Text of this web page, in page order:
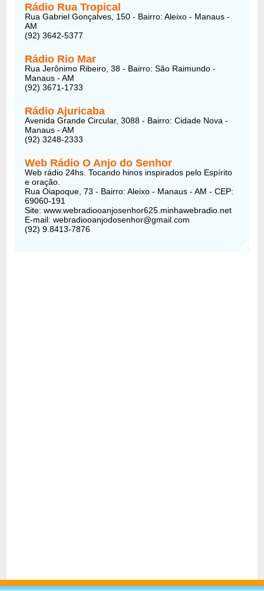
Rádio Rua Tropical
Rua Gabriel Gonçalves, 150 - Bairro: Aleixo - Manaus -
AM
(92) 3642-5377
Rádio Rio Mar
Rua Jerônimo Ribeiro, 38 - Bairro: São Raimundo -
Manaus - AM
(92) 3671-1733
Rádio Ajuricaba
Avenida Grande Circular, 3088 - Bairro: Cidade Nova -
Manaus - AM
(92) 3248-2333
Web Rádio O Anjo do Senhor
Web rádio 24hs. Tocando hinos inspirados pelo Espírito
e oração.
Rua Oiapoque, 73 - Bairro: Aleixo - Manaus - AM - CEP:
69060-191
Site: www.webradiooanjosenhor625.minhawebradio.net
E-mail: webradiooanjodosenhor@gmail.com
(92) 9.8413-7876